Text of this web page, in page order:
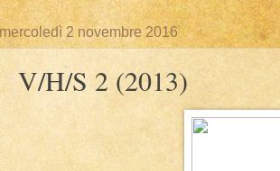
mercoledì 2 novembre 2016
V/H/S 2 (2013)